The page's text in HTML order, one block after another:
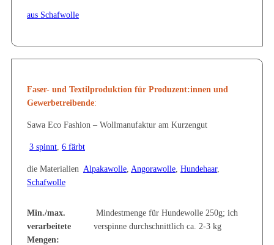
aus Schafwolle
Faser- und Textilproduktion für Produzent:innen und
Gewerbetreibende:
Sawa Eco Fashion – Wollmanufaktur am Kurzengut
3 spinnt, 6 färbt
die Materialien Alpakawolle, Angorawolle, Hundehaar,
Schafwolle
Min./max.
verarbeitete
Mengen:
Mindestmenge für Hundewolle 250g; ich
verspinne durchschnittlich ca. 2-3 kg